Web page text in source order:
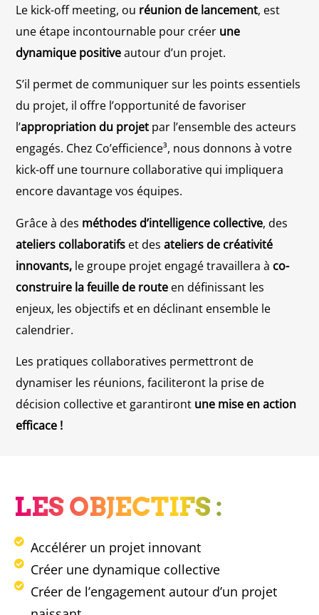
Le kick-off meeting, ou réunion de lancement, est
une étape incontournable pour créer une
dynamique positiveautour d’un projet.
S’il permet de communiquer sur les points essentiels
du projet, il offre l’opportunité de favoriser
l’appropriation du projet par l’ensemble des acteurs
engagés. Chez Co’efficience³, nous donnons à votre
kick-off une tournure collaborative qui impliquera
encore davantage vos équipes.
Grâce à des méthodes d’intelligence collective, des
ateliers collaboratifs et desateliers de créativité
innovants, le groupe projet engagé travaillera à co-
construire la feuille de route en définissant les
enjeux, les objectifs et en déclinant ensemble le
calendrier.
Les pratiques collaboratives permettront de
dynamiser les réunions, faciliteront la prise de
décision collective et garantiront une mise en action
efficace !
LES OBJECTIFS :
Accélérer un projet innovant
Créer une dynamique collective
Créer de l’engagement autour d’un projet